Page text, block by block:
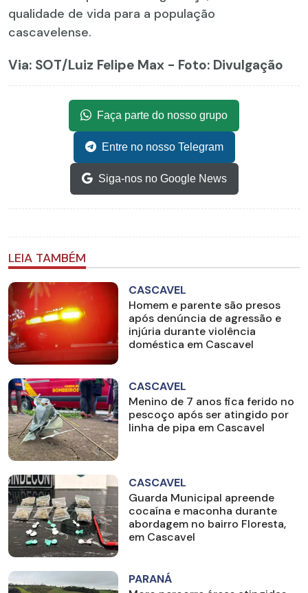
qualidade de vida para a população
cascavelense.
Via: SOT/Luiz Felipe Max - Foto: Divulgação
Faça parte do nosso grupo
Entre no nosso Telegram
Siga-nos no Google News
LEIA TAMBÉM
CASCAVEL
Homem e parente são presos
após denúncia de agressão e
injúria durante violência
doméstica em Cascavel
CASCAVEL
Menino de 7 anos fica ferido no
pescoço após ser atingido por
linha de pipa em Cascavel
CASCAVEL
Guarda Municipal apreende
cocaína e maconha durante
abordagem no bairro Floresta,
em Cascavel
PARANÁ